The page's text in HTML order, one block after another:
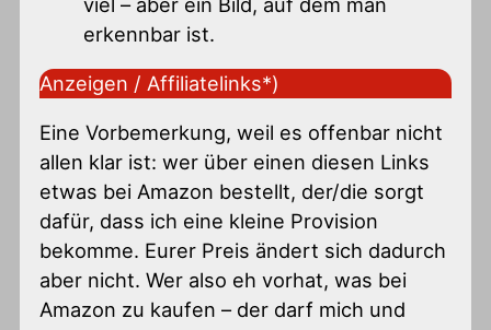
erkennbar ist.
Anzeigen / Affiliatelinks*)
Eine Vorbemerkung, weil es offenbar nicht
allen klar ist: wer über einen diesen Links
etwas bei Amazon bestellt, der/die sorgt
dafür, dass ich eine kleine Provision
bekomme. Eurer Preis ändert sich dadurch
aber nicht. Wer also eh vorhat, was bei
Amazon zu kaufen – der darf mich und